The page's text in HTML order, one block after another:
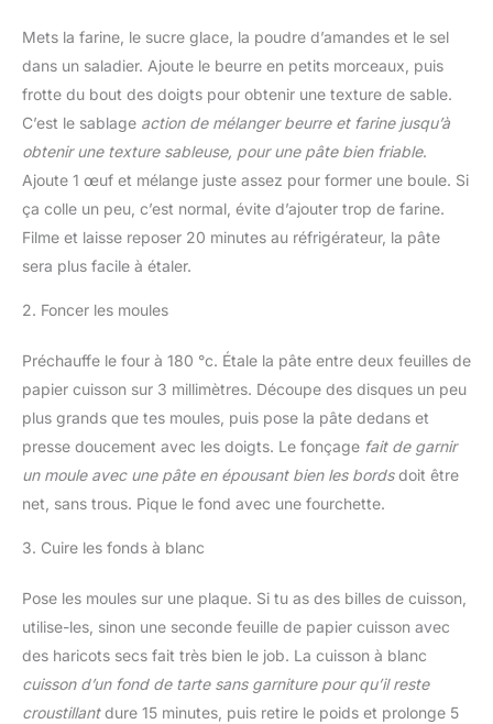
Mets la farine, le sucre glace, la poudre d’amandes et le sel
dans un saladier. Ajoute le beurre en petits morceaux, puis
frotte du bout des doigts pour obtenir une texture de sable.
C’est le sablage action de mélanger beurre et farine jusqu’à
obtenir une texture sableuse, pour une pâte bien friable.
Ajoute 1 œuf et mélange juste assez pour former une boule. Si
ça colle un peu, c’est normal, évite d’ajouter trop de farine.
Filme et laisse reposer 20 minutes au réfrigérateur, la pâte
sera plus facile à étaler.
2. Foncer les moules
Préchauffe le four à 180 °c. Étale la pâte entre deux feuilles de
papier cuisson sur 3 millimètres. Découpe des disques un peu
plus grands que tes moules, puis pose la pâte dedans et
presse doucement avec les doigts. Le fonçage fait de garnir
un moule avec une pâte en épousant bien les bordsdoit être
net, sans trous. Pique le fond avec une fourchette.
3. Cuire les fonds à blanc
Pose les moules sur une plaque. Si tu as des billes de cuisson,
utilise-les, sinon une seconde feuille de papier cuisson avec
des haricots secs fait très bien le job. La cuisson à blanc
cuisson d’un fond de tarte sans garniture pour qu’il reste
croustillantdure 15 minutes, puis retire le poids et prolonge 5